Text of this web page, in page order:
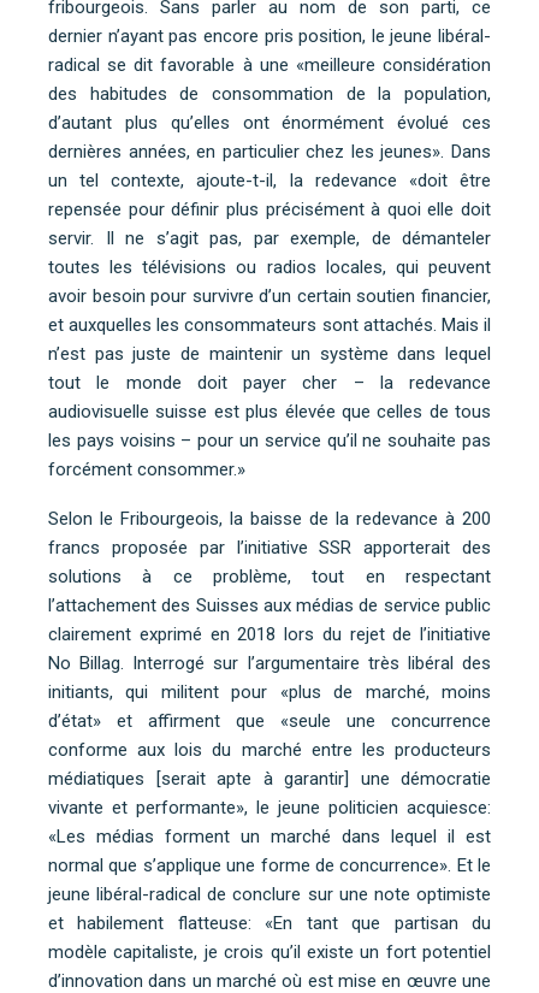
fribourgeois. Sans parler au nom de son parti, ce
dernier n’ayant pas encore pris position, le jeune libéral-
radical se dit favorable à une «meilleure considération
des habitudes de consommation de la population,
d’autant plus qu’elles ont énormément évolué ces
dernières années, en particulier chez les jeunes». Dans
un tel contexte, ajoute-t-il, la redevance «doit être
repensée pour définir plus précisément à quoi elle doit
servir. Il ne s’agit pas, par exemple, de démanteler
toutes les télévisions ou radios locales, qui peuvent
avoir besoin pour survivre d’un certain soutien financier,
et auxquelles les consommateurs sont attachés. Mais il
n’est pas juste de maintenir un système dans lequel
tout le monde doit payer cher – la redevance
audiovisuelle suisse est plus élevée que celles de tous
les pays voisins – pour un service qu’il ne souhaite pas
forcément consommer.»
Selon le Fribourgeois, la baisse de la redevance à 200
francs proposée par l’initiative SSR apporterait des
solutions à ce problème, tout en respectant
l’attachement des Suisses aux médias de service public
clairement exprimé en 2018 lors du rejet de l’initiative
No Billag. Interrogé sur l’argumentaire très libéral des
initiants, qui militent pour «plus de marché, moins
d’état» et affirment que «seule une concurrence
conforme aux lois du marché entre les producteurs
médiatiques [serait apte à garantir] une démocratie
vivante et performante», le jeune politicien acquiesce:
«Les médias forment un marché dans lequel il est
normal que s’applique une forme de concurrence». Et le
jeune libéral-radical de conclure sur une note optimiste
et habilement flatteuse: «En tant que partisan du
modèle capitaliste, je crois qu’il existe un fort potentiel
d’innovation dans un marché où est mise en œuvre une